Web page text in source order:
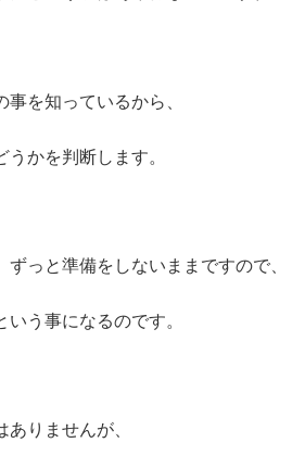
事を知っているから、
かを判断します。
ずっと準備をしないままですので、
う事になるのです。
りませんが、